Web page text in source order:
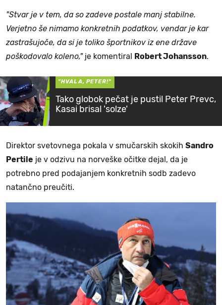
"Stvar je v tem, da so zadeve postale manj stabilne.
Verjetno še nimamo konkretnih podatkov, vendar je kar
zastrašujoče, da si je toliko športnikov iz ene države
poškodovalo koleno,"je komentiral Robert Johansson.
"HVALA, PETER!"
Tako globok pečat je pustil Peter Prevc,
Kasai brisal 'solze'
Direktor svetovnega pokala v smučarskih skokih Sandro
Pertile je v odzivu na norveške očitke dejal, da je
potrebno pred podajanjem konkretnih sodb zadevo
natančno preučiti.